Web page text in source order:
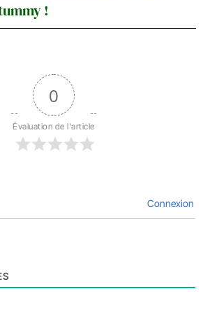
!
0
Évaluation de l'article
Connexion